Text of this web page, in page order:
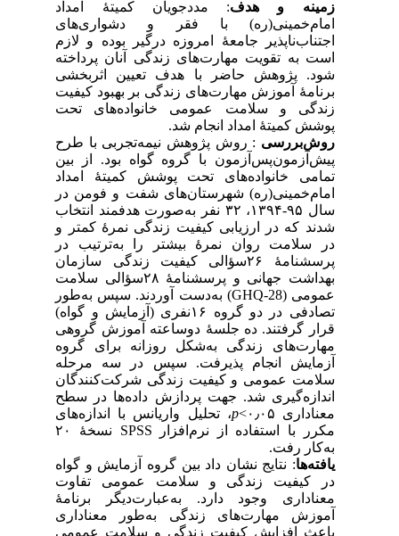
زمینه و هدف: مددجویان کمیتهٔ امداد
امام‌خمینی‌(ره) با فقر و دشواری‌های
اجتناب‌ناپذیر جامعهٔ امروزه درگیر بوده و لازم
است به تقویت مهارت‌های زندگی آنان پرداخته
شود. پژوهش حاضر با هدف تعیین اثربخشی
برنامهٔ آموزش مهارت‌های زندگی بر بهبود کیفیت
زندگی و سلامت عمومی خانواده‌های تحت
پوشش کمیتهٔ امداد انجام شد.
روش‌بررسی : روش پژوهش نیمه‌تجربی با طرح
پیش‌آ‌زمون‌پس‌آزمون با گروه گواه بود. از بین
تمامی خانواده‌های تحت پوشش کمیتهٔ امداد
امام‌خمینی‌(ره) شهرستان‌های شفت و فومن در
سال ۹۵-۱۳۹۴، ۳۲ نفر به‌صورت هدفمند انتخاب‌
شدند که در ارزیابی کیفیت زندگی نمرهٔ کمتر و
در سلامت روان نمرهٔ بیشتر را به‌ترتیب در
پرسشنامهٔ ۲۶سؤالی کیفیت زندگی سازمان
بهداشت جهانی و پرسشنامهٔ ۲۸سؤالی سلامت
عمومی (GHQ-28) به‌‌دست آوردند. سپس به‌طور
تصادفی در دو گروه ۱۶نفری (آزمایش و گواه)
قرار گرفتند. ده جلسهٔ دوساعته آموزش گروهی
مهارت‌های زندگی به‌شکل روزانه برای گروه
آزمایش انجام پذیرفت. سپس در سه مرحله
سلامت عمومی و کیفیت زندگی شرکت‌کنندگان
اندازه‌گیری شد. جهت پردازش داده‌ها در سطح
معناداری ۰٫۰۵>
p، تحلیل واریانس با اندازه‌های
مکرر با استفاده از نرم‌افزار SPSS نسخهٔ ۲۰
به‌کار رفت.
یافته‌ها: نتایج نشان داد بین گروه آزمایش و گواه
در کیفیت زندگی و سلامت عمومی تفاوت
معناداری وجود دارد. به‌عبارت‌دیگر برنامهٔ
آموزش مهارت‌های زندگی به‌طور معناداری
باعث افزایش کیفیت زندگی و سلامت عمومی